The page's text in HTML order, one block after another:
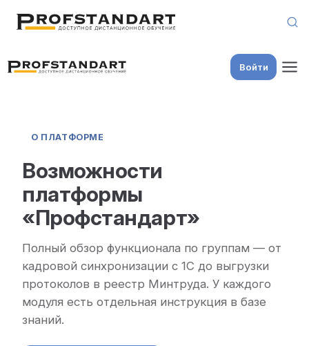
Skip to content
Войти
О ПЛАТФОРМЕ
Возможности
платформы
«Профстандарт»
Полный обзор функционала по группам — от
кадровой синхронизации с 1С до выгрузки
протоколов в реестр Минтруда. У каждого
модуля есть отдельная инструкция в базе
знаний.